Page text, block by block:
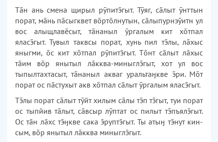
Тāн ань смена щирыл рӯпит­гыт. Тӯяг, сāлыт ӯнттын
порат, мāнь пāсыгквет вртлнутын, сāлыпурнэӯитн ул
вос алыщлав­сыт, тāнаныл ӯргалым кит хтпал
яласгыт. Тувыл таквсы порат, хунь пил тлы, лāхыс
яныгми, с кит хтпал рӯпитгыт. Тнт сāлыт лāхыс
тāим вр янытыл лāкква-миныглгыт, хот ул вос
тыпылтах­тасыт, тāнаныл акваг уральтаӈкве ри. Мт
порат ос пāстухыт акв хтпал сāлыт ӯргалым яласгыт.
Тлы порат сāлыт тӯйт хилым сāлы тп тгыт, туи порат
ос тып­йив тāлыт, сāвсыр лӯптат ос пилыт тпъялгыт.
Ос тāн лāхс тӈкве сака руптгыт. Ты атыӈ тнут кин­
сым, вр янытыл лāкква миныглгыт.